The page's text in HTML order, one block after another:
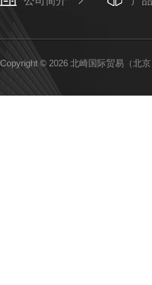
Copyright © 2026 北崎国际贸易（北